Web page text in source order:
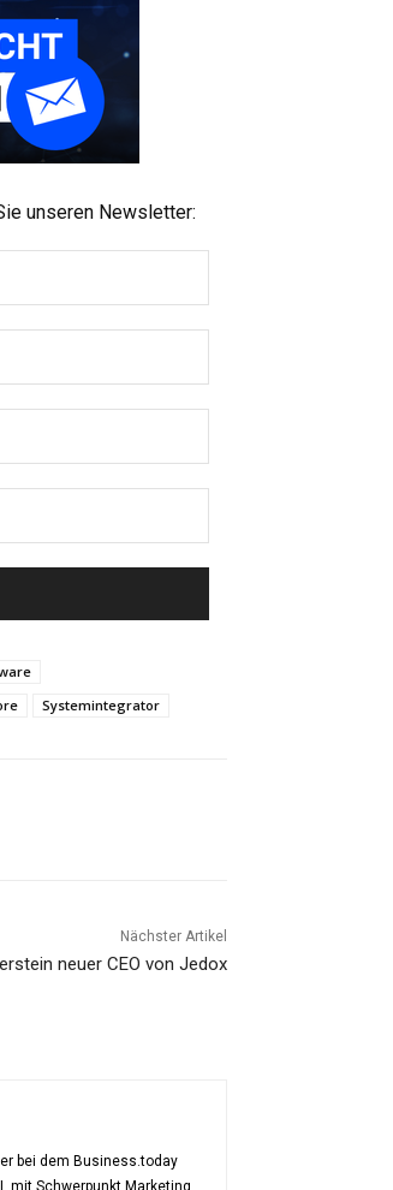
unseren Newsletter:
Systemintegrator
Nächster Artikel
neuer CEO von Jedox
bei dem Business.today
mit Schwerpunkt Marketing.